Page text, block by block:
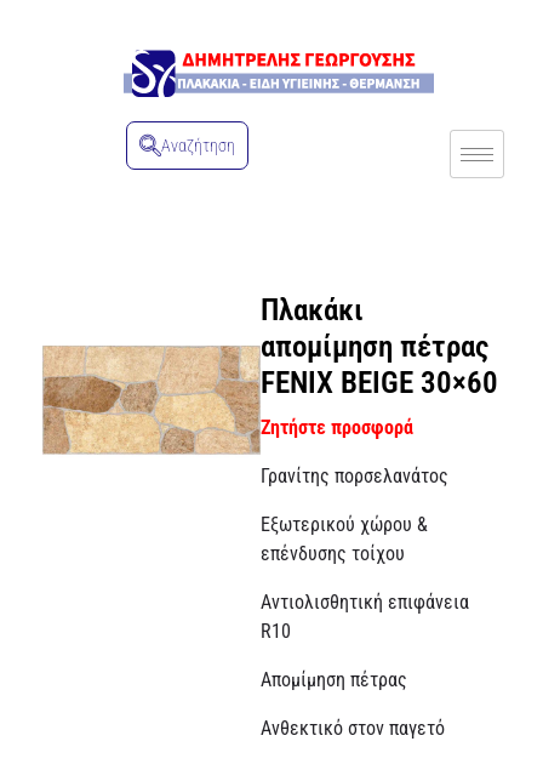
Αναζήτηση
Πλακάκι
απομίμηση πέτρας
FENIX BEIGE 30×60
Ζητήστε προσφορά
Γρανίτης πορσελανάτος
Εξωτερικού χώρου &
επένδυσης τοίχου
Αντιολισθητική επιφάνεια
R10
Απομίμηση πέτρας
Ανθεκτικό στον παγετό